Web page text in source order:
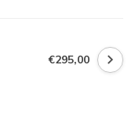
€295,00